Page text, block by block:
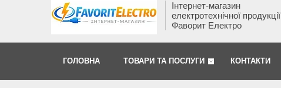
Інтернет-магазин
електротехнічної продукції
Фаворит Електро
ГОЛОВНА ТОВАРИ ТА ПОСЛУГИ КОНТАКТИ